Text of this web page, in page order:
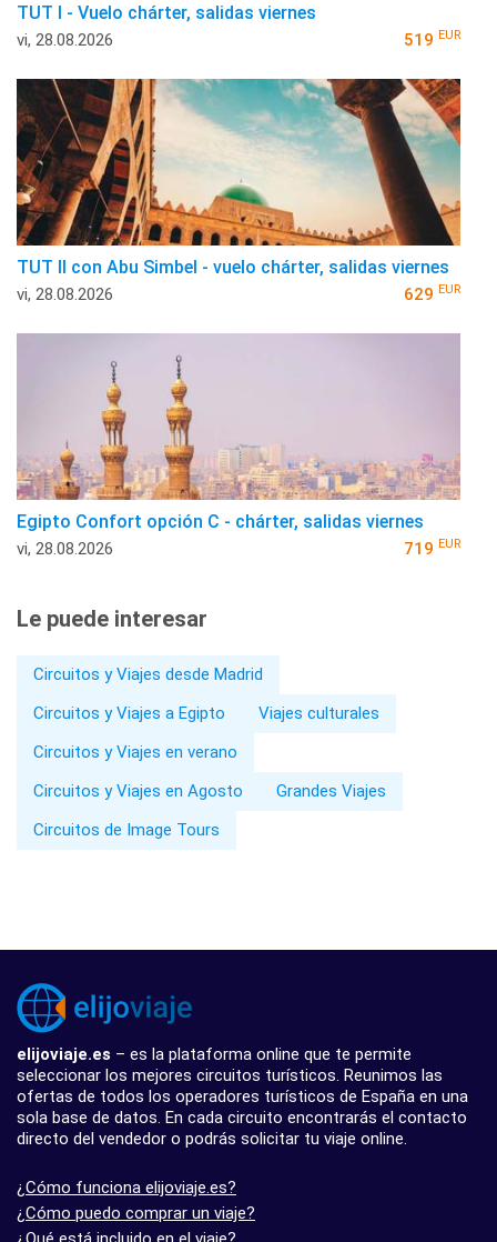
TUT I - Vuelo chárter, salidas viernes
vi, 28.08.2026 519 EUR
TUT II con Abu Simbel - vuelo chárter, salidas viernes
vi, 28.08.2026 629 EUR
Egipto Confort opción C - chárter, salidas viernes
vi, 28.08.2026 719 EUR
Le puede interesar
Circuitos y Viajes desde Madrid
Circuitos y Viajes a Egipto
Viajes culturales
Circuitos y Viajes en verano
Circuitos y Viajes en Agosto
Grandes Viajes
Circuitos de Image Tours
elijoviaje.es – es la plataforma online que te permite
seleccionar los mejores circuitos turísticos. Reunimos las
ofertas de todos los operadores turísticos de España en una
sola base de datos. En cada circuito encontrarás el contacto
directo del vendedor o podrás solicitar tu viaje online.
¿Cómo funciona elijoviaje.es?
¿Cómo puedo comprar un viaje?